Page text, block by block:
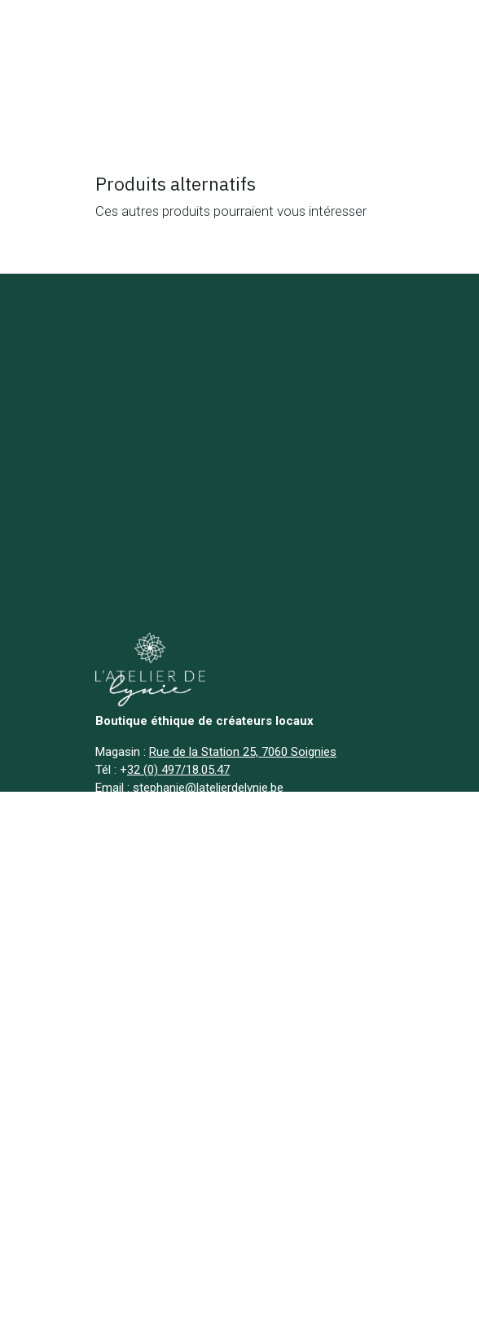
Produits alternatifs
Ces autres produits pourraient vous intéresser
Boutique éthique de créateurs locaux
Magasin : Rue de la Station 25, 7060 Soignies
Tél : +32 (0) 497/18.05.47
Email : stephanie@latelierdelynie.be